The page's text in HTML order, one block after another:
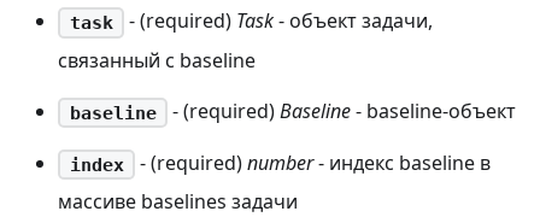
task - (required) Task- объект задачи,
связанный с baseline
baseline - (required)Baseline- baseline-объект
index - (required)number- индекс baseline в
массиве baselines задачи